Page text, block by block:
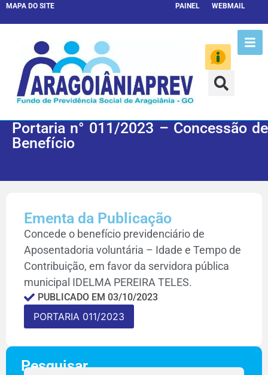
MAPA DO SITE PAINEL WEBMAIL
Portaria n° 011/2023 – Concessão de
Benefício
Ementa da Publicação
Concede o benefício previdenciário de
Aposentadoria voluntária – Idade e Tempo de
Contribuição, em favor da servidora pública
municipal IDELMA PEREIRA TELES.
PUBLICADO EM 03/10/2023
PORTARIA 011/2023
Pesquisar